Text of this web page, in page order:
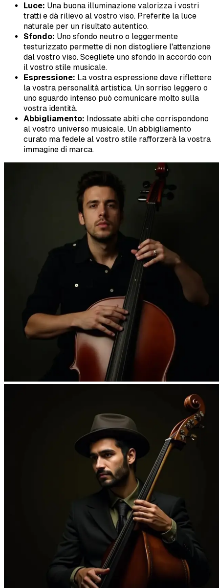
Luce: Una buona illuminazione valorizza i vostri
tratti e dà rilievo al vostro viso. Preferite la luce
naturale per un risultato autentico.
Sfondo: Uno sfondo neutro o leggermente
testurizzato permette di non distogliere l'attenzione
dal vostro viso. Scegliete uno sfondo in accordo con
il vostro stile musicale.
Espressione: La vostra espressione deve riflettere
la vostra personalità artistica. Un sorriso leggero o
uno sguardo intenso può comunicare molto sulla
vostra identità.
Abbigliamento: Indossate abiti che corrispondono
al vostro universo musicale. Un abbigliamento
curato ma fedele al vostro stile rafforzerà la vostra
immagine di marca.